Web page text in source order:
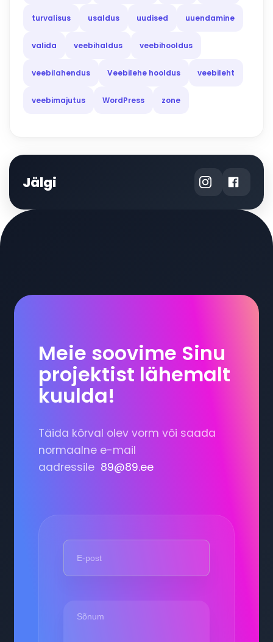
turvalisus usaldus uudised uuendamine
valida veebihaldus veebihooldus
veebilahendus Veebilehe hooldus veebileht
veebimajutus WordPress zone
Jälgi
Meie soovime Sinu
projektist lähemalt
kuulda!
Täida kõrval olev vorm või saada
normaalne e-mail
aadressile 89@89.ee